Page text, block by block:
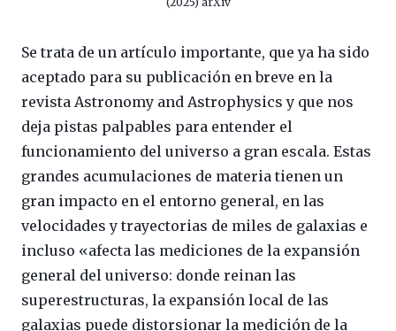
Se trata de un artículo importante, que ya ha sido
aceptado para su publicación en breve en la
revista Astronomy and Astrophysics y que nos
deja pistas palpables para entender el
funcionamiento del universo a gran escala. Estas
grandes acumulaciones de materia tienen un
gran impacto en el entorno general, en las
velocidades y trayectorias de miles de galaxias e
incluso «afecta las mediciones de la expansión
general del universo: donde reinan las
superestructuras, la expansión local de las
galaxias puede distorsionar la medición de la